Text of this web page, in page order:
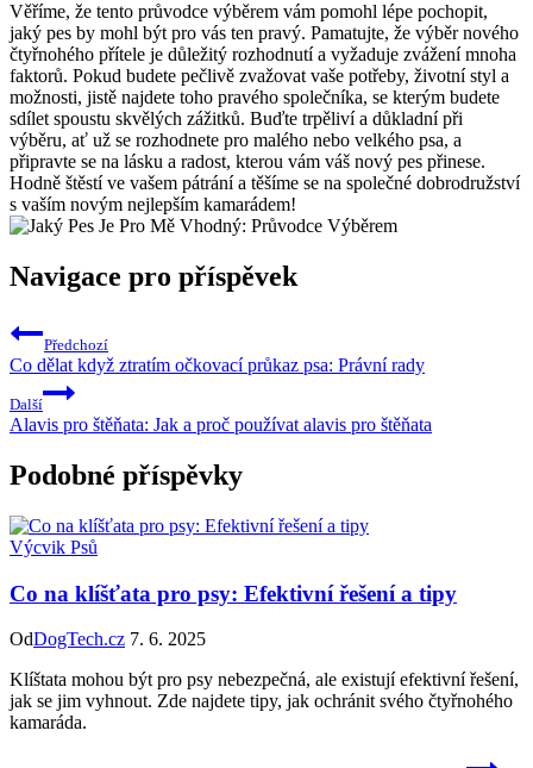
Věříme, že tento průvodce výběrem vám pomohl lépe pochopit,
jaký pes by mohl být pro vás ten pravý. Pamatujte, že výběr nového
čtyřnohého přítele je důležitý rozhodnutí a vyžaduje zvážení mnoha
faktorů. Pokud budete pečlivě zvažovat vaše potřeby, životní styl a
možnosti, jistě najdete toho pravého společníka, se kterým budete
sdílet spoustu skvělých zážitků. Buďte trpěliví a důkladní při
výběru, ať už se rozhodnete pro malého nebo velkého psa, a
připravte se na lásku a radost, kterou vám váš nový pes přinese.
Hodně štěstí ve vašem pátrání a těšíme se na společné dobrodružství
s vaším novým nejlepším kamarádem!
Navigace pro příspěvek
Předchozí
Co dělat když ztratím očkovací průkaz psa: Právní rady
Další
Alavis pro štěňata: Jak a proč používat alavis pro štěňata
Podobné příspěvky
Výcvik Psů
Co na klíšťata pro psy: Efektivní řešení a tipy
OdDogTech.cz 7. 6. 2025
Klíštata mohou být pro psy nebezpečná, ale existují efektivní řešení,
jak se jim vyhnout. Zde najdete tipy, jak ochránit svého čtyřnohého
kamaráda.